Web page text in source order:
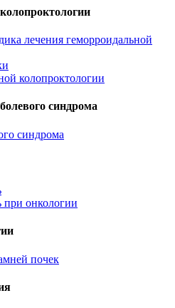
лечения геморроидальной
колопроктологии
синдрома
синдрома
онкологии
почек